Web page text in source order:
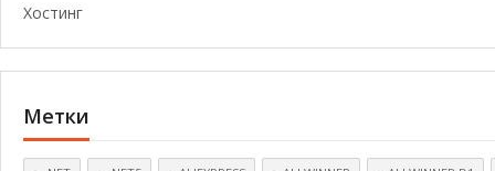
Хостинг
Метки